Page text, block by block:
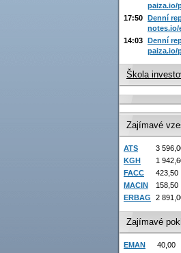
paiza.io/
17:50 Denní
notes.io/
14:03 Denní
paiza.io/
Škola
Zajímavé
ATS 3
KGH
1
FACC
423,50
MACIN
158,50
ERBAG
2
Zajímavé
EMAN 40,00